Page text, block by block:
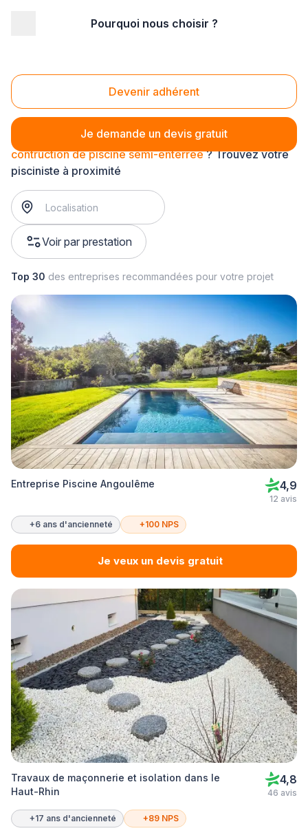
Pourquoi nous choisir ?
Devenir adhérent
Je demande un devis gratuit
Contruction de piscine semi-enterrée
contruction de piscine semi-enterrée? Trouvez votre
pisciniste à proximité
Voir par prestation
Top 30 des entreprises recommandées pour votre projet
Entreprise Piscine Angoulême 4,9
12 avis
+6 ans d'ancienneté +100 NPS
Je veux un devis gratuit
Travaux de maçonnerie et isolation dans le
Haut-Rhin
4,8
46 avis
+17 ans d'ancienneté +89 NPS